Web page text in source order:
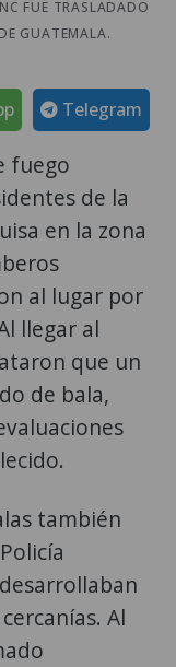
FUE TRASLADADO
GUATEMALA.
Telegram
fuego
de la
en la zona
al lugar por
llegar al
que un
de bala,
también
Al